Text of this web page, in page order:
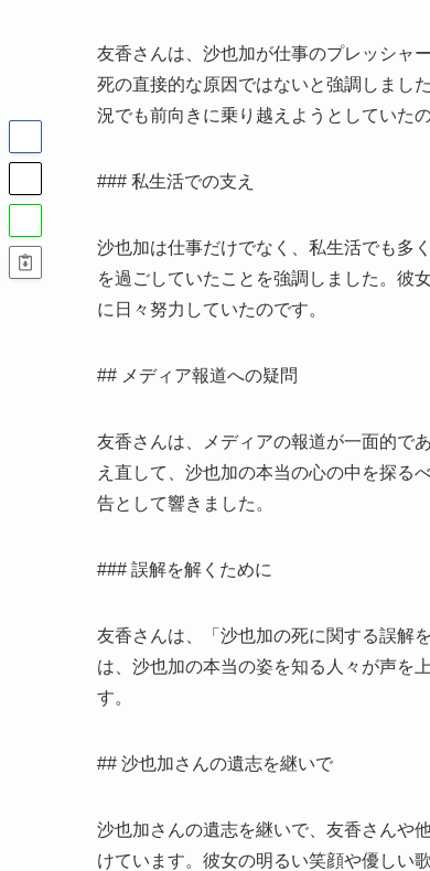
友香さんは、沙也加が仕事のプレッシャ
死の直接的な原因ではないと強調しまし
況でも前向きに乗り越えようとしていたの
### 私生活での支え
沙也加は仕事だけでなく、私生活でも多
を過ごしていたことを強調しました。彼
に日々努力していたのです。
## メディア報道への疑問
友香さんは、メディアの報道が一面的で
え直して、沙也加の本当の心の中を探る
告として響きました。
### 誤解を解くために
友香さんは、「沙也加の死に関する誤解
は、沙也加の本当の姿を知る人々が声を
す。
## 沙也加さんの遺志を継いで
沙也加さんの遺志を継いで、友香さんや
けています。彼女の明るい笑顔や優しい